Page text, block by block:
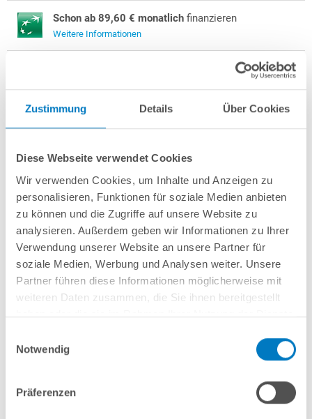
Zustimmung Details Über Cookies
Diese Webseite verwendet Cookies
Wir verwenden Cookies, um Inhalte und Anzeigen zu
personalisieren, Funktionen für soziale Medien anbieten
zu können und die Zugriffe auf unsere Website zu
analysieren. Außerdem geben wir Informationen zu Ihrer
Verwendung unserer Website an unsere Partner für
soziale Medien, Werbung und Analysen weiter. Unsere
Partner führen diese Informationen möglicherweise mit
weiteren Daten zusammen, die Sie ihnen bereitgestellt
Notwendig
Präferenzen
Schon ab 89,60 € monatlich finanzieren
Weitere Informationen
Stahlwand-RundbeckenPOOLSANASQ-Made in Germany- bestehend
PVC-Poolfolie 1,0 mm mitEinhängebiese+Kombi-Spezialhandlauf aus
Kunststoff.
Als PLUS-Setinkl.:
Unterlegvlies 300 g/m²
Einbauskimmer und Einlaufdüse
SandfilteranlagePOOL SANA Pro Next 400 / SPECK PlusPump 9( Made
in Germany) inkl. Filtersand
Erdbeständiges PVC-Verrohrungsset PROFI 50 mm